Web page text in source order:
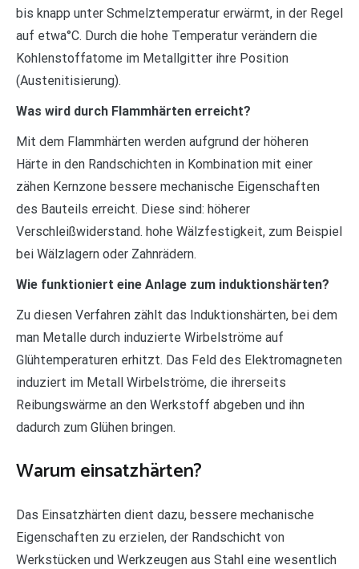
bis knapp unter Schmelztemperatur erwärmt, in der Regel
auf etwa°C. Durch die hohe Temperatur verändern die
Kohlenstoffatome im Metallgitter ihre Position
(Austenitisierung).
Was wird durch Flammhärten erreicht?
Mit dem Flammhärten werden aufgrund der höheren
Härte in den Randschichten in Kombination mit einer
zähen Kernzone bessere mechanische Eigenschaften
des Bauteils erreicht. Diese sind: höherer
Verschleißwiderstand. hohe Wälzfestigkeit, zum Beispiel
bei Wälzlagern oder Zahnrädern.
Wie funktioniert eine Anlage zum induktionshärten?
Zu diesen Verfahren zählt das Induktionshärten, bei dem
man Metalle durch induzierte Wirbelströme auf
Glühtemperaturen erhitzt. Das Feld des Elektromagneten
induziert im Metall Wirbelströme, die ihrerseits
Reibungswärme an den Werkstoff abgeben und ihn
dadurch zum Glühen bringen.
Warum einsatzhärten?
Das Einsatzhärten dient dazu, bessere mechanische
Eigenschaften zu erzielen, der Randschicht von
Werkstücken und Werkzeugen aus Stahl eine wesentlich